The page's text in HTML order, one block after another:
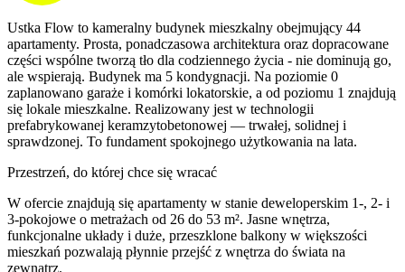
Ustka Flow to kameralny budynek mieszkalny obejmujący 44
apartamenty. Prosta, ponadczasowa architektura oraz dopracowane
części wspólne tworzą tło dla codziennego życia - nie dominują go,
ale wspierają. Budynek ma 5 kondygnacji. Na poziomie 0
zaplanowano garaże i komórki lokatorskie, a od poziomu 1 znajdują
się lokale mieszkalne. Realizowany jest w technologii
prefabrykowanej keramzytobetonowej — trwałej, solidnej i
sprawdzonej. To fundament spokojnego użytkowania na lata.
Przestrzeń, do której chce się wracać
W ofercie znajdują się apartamenty w stanie deweloperskim 1-, 2- i
3-pokojowe o metrażach od 26 do 53 m². Jasne wnętrza,
funkcjonalne układy i duże, przeszklone balkony w większości
mieszkań pozwalają płynnie przejść z wnętrza do świata na
zewnątrz.